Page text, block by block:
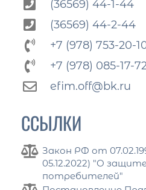
(36569) 44-1-44
(36569) 44-2-44
+7 (978) 753-20-
+7 (978) 085-17-
efim.off@bk.ru
ССЫЛКИ
Закон РФ от
05.12.2022) "О
потребителей"